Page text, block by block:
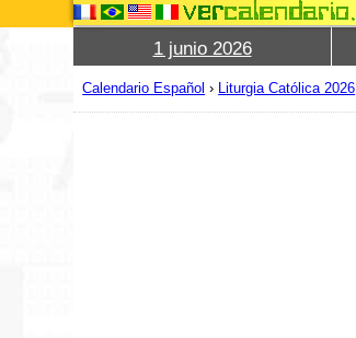
1 junio 2026
Calendario Español › Liturgia Católica 2026